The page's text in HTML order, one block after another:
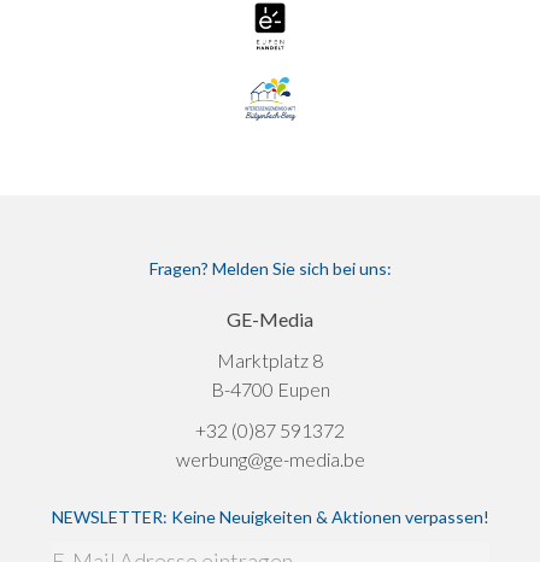
Fragen? Melden Sie sich bei uns:
GE-Media
Marktplatz 8
B-4700 Eupen
+32 (0)87 591372
werbung@ge-media.be
NEWSLETTER: Keine Neuigkeiten & Aktionen verpassen!